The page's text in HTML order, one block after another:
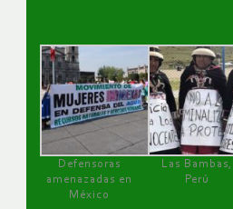
Defensoras
amenazadas en
México
Las Bambas,
Perú